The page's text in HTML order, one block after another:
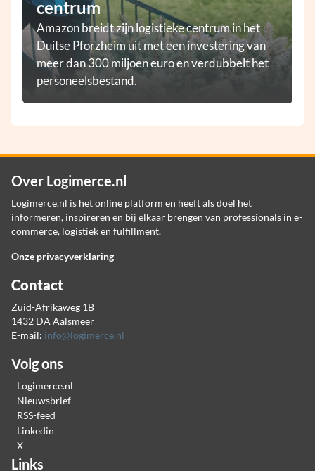
centrum
Amazon breidt zijn logistieke centrum in het
Duitse Pforzheim uit met een investering van
meer dan 300 miljoen euro en verdubbelt het
personeelsbestand.
Over Logimerce.nl
Logimerce.nl is het online platform en heeft als doel het
informeren, inspireren en bij elkaar brengen van professionals in e-
commerce, logistiek en fulfillment.
Onze privacyverklaring
Contact
Zuid-Afrikaweg 1B
1432 DA Aalsmeer
E-mail: info@logimerce.nl
Volg ons
Logimerce.nl
Nieuwsbrief
RSS-feed
Linkedin
X
Links